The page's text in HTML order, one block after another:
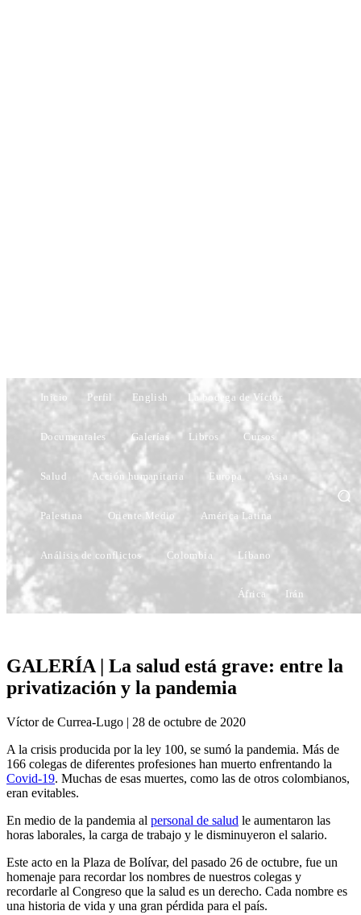
Inicio Perfil English La bodega de Víctor
Documentales Galerías Libros Cursos
Salud Acción humanitaria Europa Asia
Palestina Oriente Medio América Latina
Análisis de conflictos Colombia Líbano
África Irán
GALERÍA | La salud está grave: entre la
privatización y la pandemia
Víctor de Currea-Lugo | 28 de octubre de 2020
A la crisis producida por la ley 100, se sumó la pandemia. Más de
166 colegas de diferentes profesiones han muerto enfrentando la
Covid-19. Muchas de esas muertes, como las de otros colombianos,
eran evitables.
En medio de la pandemia al personal de salud le aumentaron las
horas laborales, la carga de trabajo y le disminuyeron el salario.
Este acto en la Plaza de Bolívar, del pasado 26 de octubre, fue un
homenaje para recordar los nombres de nuestros colegas y
recordarle al Congreso que la salud es un derecho. Cada nombre es
una historia de vida y una gran pérdida para el país.